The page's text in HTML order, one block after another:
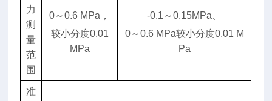
力
测
量
范
围
0～0.6 MPa，
较小分度0.01
MPa
-0.1～0.15MPa、
0～0.6 MPa较小分度0.01 M
Pa
准